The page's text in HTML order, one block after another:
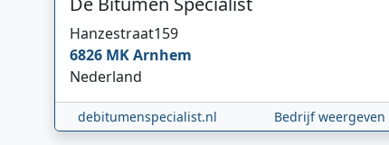
Hanzestraat159
6826 MKArnhem
Nederland
debitumenspecialist.nl Bedrijf weergeven